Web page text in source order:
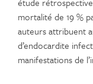
mortalité de 19 %
auteurs attribuent
d’endocardite
manifestations de